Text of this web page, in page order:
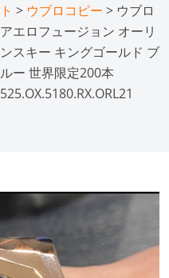
ト > ウブロコピー > ウブロ
アエロフュージョン オーリ
ンスキー キングゴールド ブ
ルー 世界限定200本
525.OX.5180.RX.ORL21